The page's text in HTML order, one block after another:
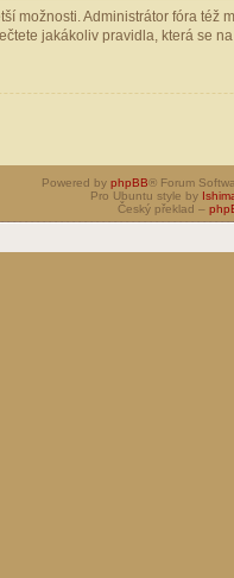
možnosti. Administrátor fóra
jakákoliv pravidla, která se na
Powered by phpBB® Forum
Pro Ubuntu style by
Český překlad –